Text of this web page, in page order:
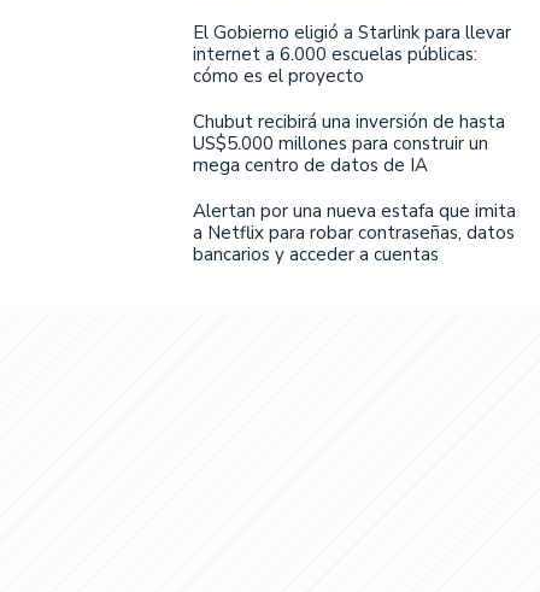
El Gobierno eligió a Starlink para llevar
internet a 6.000 escuelas públicas:
cómo es el proyecto
Chubut recibirá una inversión de hasta
US$5.000 millones para construir un
mega centro de datos de IA
Alertan por una nueva estafa que imita
a Netflix para robar contraseñas, datos
bancarios y acceder a cuentas